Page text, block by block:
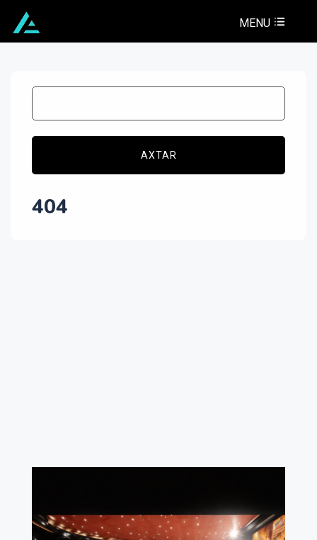
MENU
AXTAR
404